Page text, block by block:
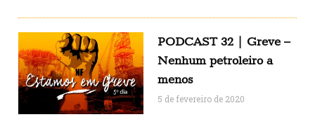
PODCAST 32 | Greve –
Nenhum petroleiro a
menos
5 de fevereiro de 2020